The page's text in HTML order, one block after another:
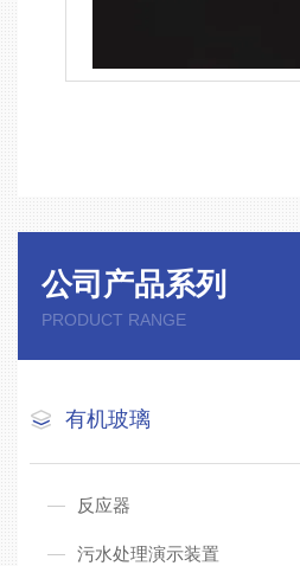
公司产品系列
PRODUCT RANGE
有机玻璃
反应器
污水处理演示装置